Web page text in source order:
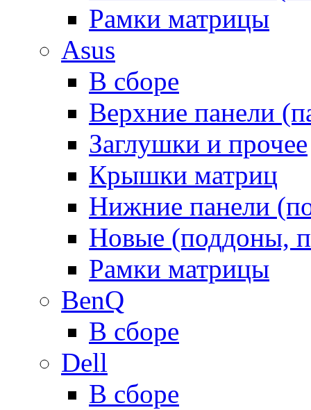
Рамки матрицы
Asus
В сборе
Верхние панели
Заглушки и прочее
Крышки матриц
Нижние панели
Новые (поддоны,
Рамки матрицы
BenQ
В сборе
Dell
В сборе